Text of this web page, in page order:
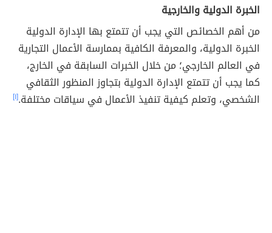
الخبرة الدولية والخارجية
من أهم الخصائص التي يجب أن تتمتع بها الإدارة الدولية
الخبرة الدولية، والمعرفة الكافية بممارسة الأعمال التجارية
في العالم الخارجي؛ من خلال الخبرات السابقة في الخارج،
كما يجب أن تتمتع الإدارة الدولية بتجاوز المنظور الثقافي
الشخصي، وتعلم كيفية تنفيذ الأعمال في سياقات مختلفة.[١]